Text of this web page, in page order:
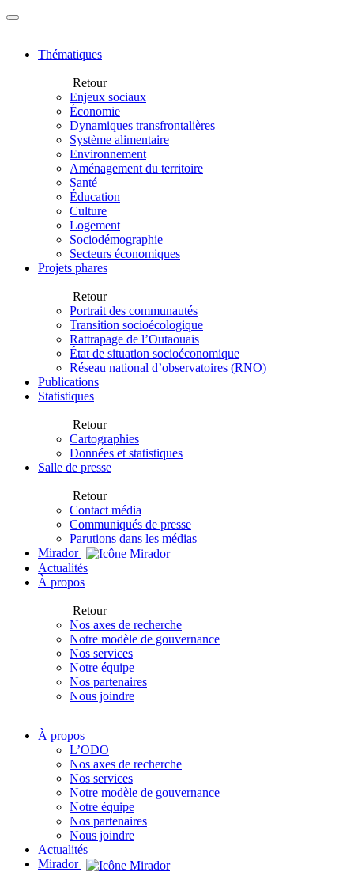
Thématiques
Retour
Enjeux sociaux
Économie
Dynamiques transfrontalières
Système alimentaire
Environnement
Aménagement du territoire
Santé
Éducation
Culture
Logement
Sociodémographie
Secteurs économiques
Projets phares
Retour
Portrait des communautés
Transition socioécologique
Rattrapage de l’Outaouais
État de situation socioéconomique
Réseau national d’observatoires (RNO)
Publications
Statistiques
Retour
Cartographies
Données et statistiques
Salle de presse
Retour
Contact média
Communiqués de presse
Parutions dans les médias
Mirador
Actualités
À propos
Retour
Nos axes de recherche
Notre modèle de gouvernance
Nos services
Notre équipe
Nos partenaires
Nous joindre
À propos
L’ODO
Nos axes de recherche
Nos services
Notre modèle de gouvernance
Notre équipe
Nos partenaires
Nous joindre
Actualités
Mirador